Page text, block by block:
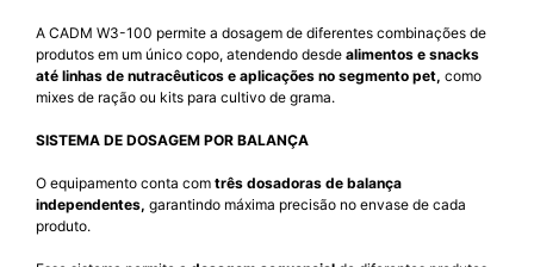
A CADM W3-100 permite a dosagem de diferentes combinações de
produtos em um único copo, atendendo desde alimentos e snacks
até linhas de nutracêuticos e aplicações no segmento pet, como
mixes de ração ou kits para cultivo de grama.
SISTEMA DE DOSAGEM POR BALANÇA
O equipamento conta com três dosadoras de balança
independentes, garantindo máxima precisão no envase de cada
produto.